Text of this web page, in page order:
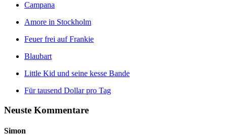
Campana
Amore in Stockholm
Feuer frei auf Frankie
Blaubart
Little Kid und seine kesse Bande
Für tausend Dollar pro Tag
Neuste Kommentare
Simon